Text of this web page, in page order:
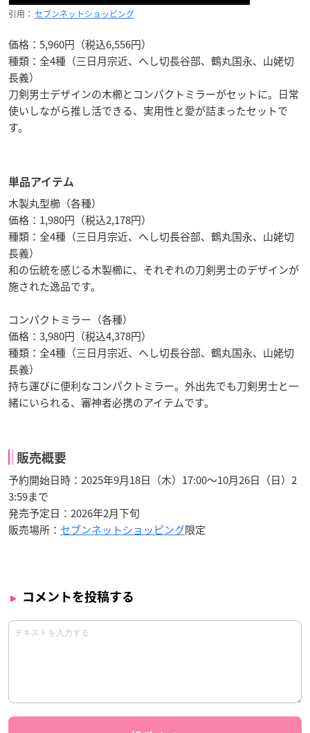
引用： セブンネットショッピング
価格：5,960円（税込6,556円）
種類：全4種（三日月宗近、へし切長谷部、鶴丸国永、山姥切
長義）
刀剣男士デザインの木櫛とコンパクトミラーがセットに。日常
使いしながら推し活できる、実用性と愛が詰まったセットで
す。
単品アイテム
木製丸型櫛（各種）
価格：1,980円（税込2,178円）
種類：全4種（三日月宗近、へし切長谷部、鶴丸国永、山姥切
長義）
和の伝統を感じる木製櫛に、それぞれの刀剣男士のデザインが
施された逸品です。
コンパクトミラー（各種）
価格：3,980円（税込4,378円）
種類：全4種（三日月宗近、へし切長谷部、鶴丸国永、山姥切
長義）
持ち運びに便利なコンパクトミラー。外出先でも刀剣男士と一
緒にいられる、審神者必携のアイテムです。
販売概要
予約開始日時：2025年9月18日（木）17:00～10月26日（日）2
3:59まで
発売予定日：2026年2月下旬
販売場所： セブンネットショッピング限定
コメントを投稿する